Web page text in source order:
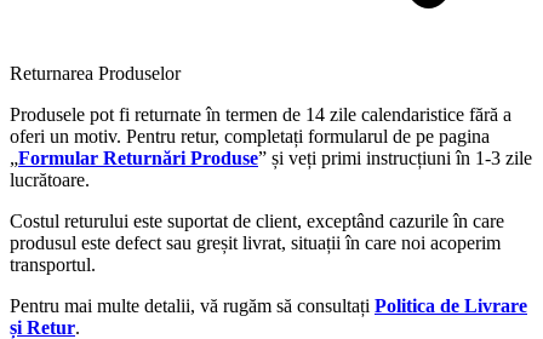
Returnarea Produselor
Produsele pot fi returnate în termen de 14 zile calendaristice fără a
oferi un motiv. Pentru retur, completați formularul de pe pagina
„Formular Returnări Produse” și veți primi instrucțiuni în 1-3 zile
lucrătoare.
Costul returului este suportat de client, exceptând cazurile în care
produsul este defect sau greșit livrat, situații în care noi acoperim
transportul.
Pentru mai multe detalii, vă rugăm să consultați Politica de Livrare
și Retur.